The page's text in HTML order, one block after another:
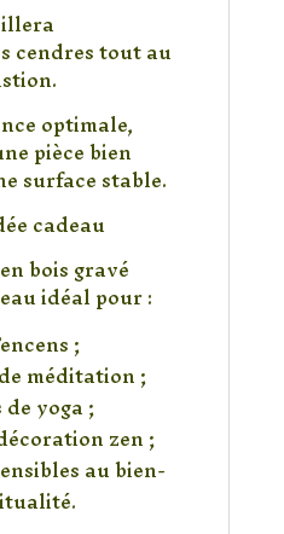
cendres tout au
optimale,
pièce bien
surface stable.
cadeau
bois gravé
idéal pour :
;
méditation ;
yoga ;
zen ;
au bien-